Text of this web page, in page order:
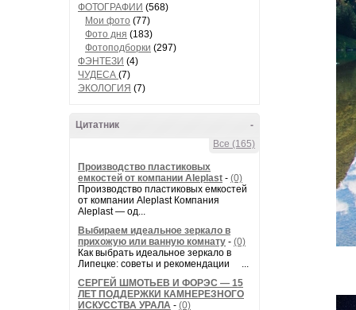
ФОТОГРАФИИ (568)
Мои фото (77)
Фото дня (183)
Фотоподборки (297)
ФЭНТЕЗИ (4)
ЧУДЕСА (7)
ЭКОЛОГИЯ (7)
-
Цитатник
Все (165)
Производство пластиковых
емкостей от компании Aleplast - (0)
Производство пластиковых емкостей
от компании Aleplast Компания
Aleplast — од...
Выбираем идеальное зеркало в
прихожую или ванную комнату - (0)
Как выбрать идеальное зеркало в
Липецке: советы и рекомендации ...
СЕРГЕЙ ШМОТЬЕВ И ФОРЭС — 15
ЛЕТ ПОДДЕРЖКИ КАМНЕРЕЗНОГО
ИСКУССТВА УРАЛА - (0)